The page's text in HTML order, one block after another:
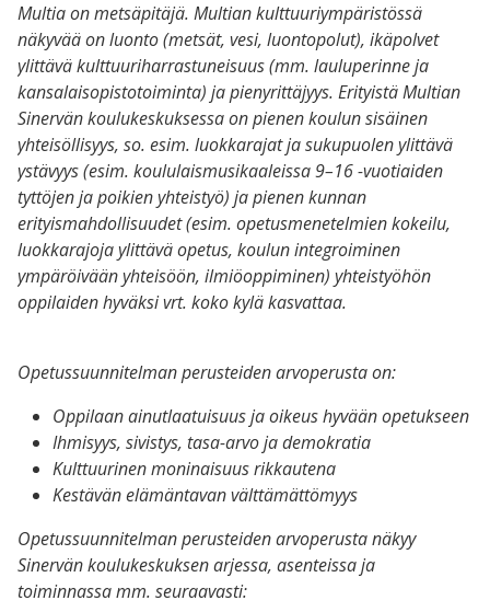
Multia on metsäpitäjä. Multian kulttuuriympäristössä
näkyvää on luonto (metsät, vesi, luontopolut), ikäpolvet
ylittävä kulttuuriharrastuneisuus (mm. lauluperinne ja
kansalaisopistotoiminta) ja pienyrittäjyys. Erityistä Multian
Sinervän koulukeskuksessa on pienen koulun sisäinen
yhteisöllisyys, so. esim. luokkarajat ja sukupuolen ylittävä
ystävyys (esim. koululaismusikaaleissa 9–16 -vuotiaiden
tyttöjen ja poikien yhteistyö) ja pienen kunnan
erityismahdollisuudet (esim. opetusmenetelmien kokeilu,
luokkarajoja ylittävä opetus, koulun integroiminen
ympäröivään yhteisöön, ilmiöoppiminen) yhteistyöhön
oppilaiden hyväksi vrt. koko kylä kasvattaa.
Opetussuunnitelman perusteiden arvoperusta on:
Oppilaan ainutlaatuisuus ja oikeus hyvään opetukseen
Ihmisyys, sivistys, tasa-arvo ja demokratia
Kulttuurinen moninaisuus rikkautena
Kestävän elämäntavan välttämättömyys
Opetussuunnitelman perusteiden arvoperusta näkyy
Sinervän koulukeskuksen arjessa, asenteissa ja
toiminnassa mm. seuraavasti: